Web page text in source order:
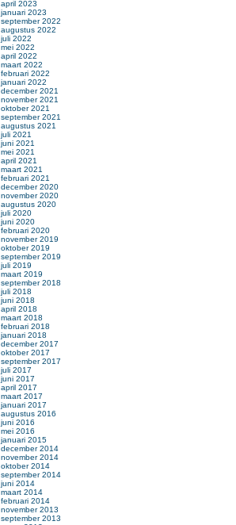
april 2023
januari 2023
september 2022
augustus 2022
juli 2022
mei 2022
april 2022
maart 2022
februari 2022
januari 2022
december 2021
november 2021
oktober 2021
september 2021
augustus 2021
juli 2021
juni 2021
mei 2021
april 2021
maart 2021
februari 2021
december 2020
november 2020
augustus 2020
juli 2020
juni 2020
februari 2020
november 2019
oktober 2019
september 2019
juli 2019
maart 2019
september 2018
juli 2018
juni 2018
april 2018
maart 2018
februari 2018
januari 2018
december 2017
oktober 2017
september 2017
juli 2017
juni 2017
april 2017
maart 2017
januari 2017
augustus 2016
juni 2016
mei 2016
januari 2015
december 2014
november 2014
oktober 2014
september 2014
juni 2014
maart 2014
februari 2014
november 2013
september 2013